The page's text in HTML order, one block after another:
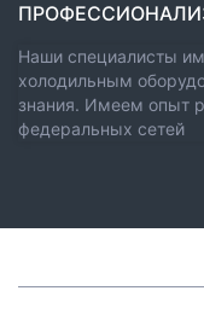
Наши специалисты
холодильным
знания. Имеем опыт
федеральных сетей